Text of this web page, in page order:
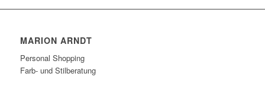
MARION ARNDT
Personal Shopping
Farb- und Stilberatung